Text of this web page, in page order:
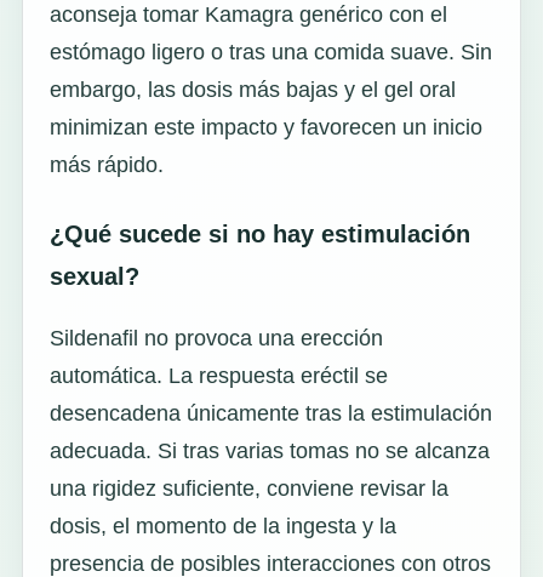
aconseja tomar Kamagra genérico con el
estómago ligero o tras una comida suave. Sin
embargo, las dosis más bajas y el gel oral
minimizan este impacto y favorecen un inicio
más rápido.
¿Qué sucede si no hay estimulación
sexual?
Sildenafil no provoca una erección
automática. La respuesta eréctil se
desencadena únicamente tras la estimulación
adecuada. Si tras varias tomas no se alcanza
una rigidez suficiente, conviene revisar la
dosis, el momento de la ingesta y la
presencia de posibles interacciones con otros